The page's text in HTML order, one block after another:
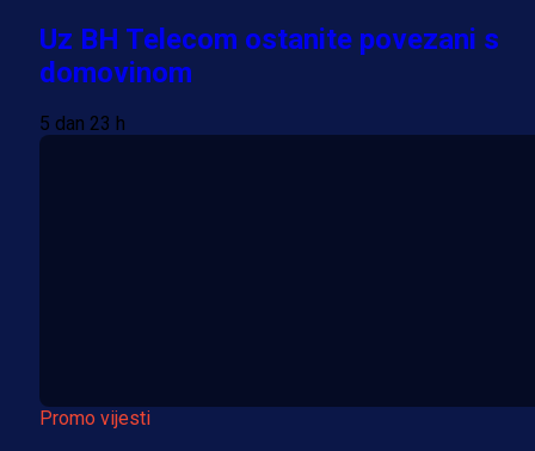
Uz BH Telecom ostanite povezani s
domovinom
5 dan 23 h
Promo vijesti